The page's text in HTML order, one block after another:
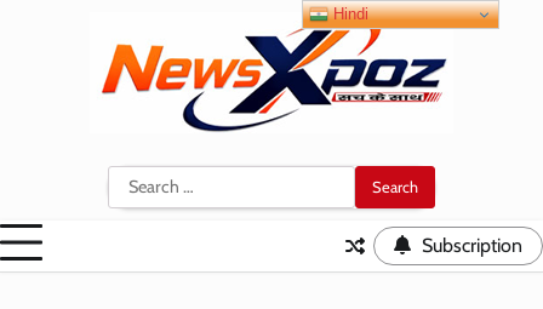
Search
for:
Subscription
Hindi